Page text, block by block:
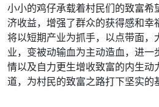
小小的鸡仔承载着村民们的致富希
济收益，增强了群众的获得感和幸
将以短期产业为抓手，以点带面，
业，变被动输血为主动造血，进
情以及自力更生增收致富的内生动
道，为村民的致富之路打下坚实的